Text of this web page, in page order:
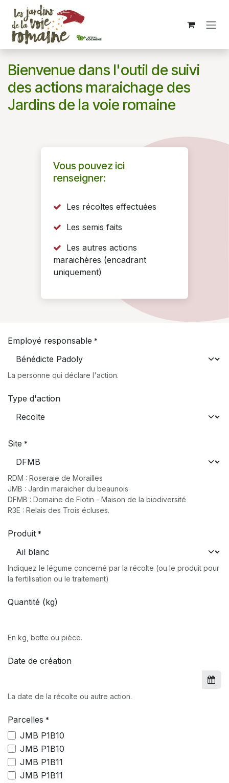
Se rendre au contenu
Bienvenue dans l'outil de suivi
des actions maraichage des
Jardins de la voie romaine
Vous pouvez ici
renseigner:
Les récoltes effectuées
Les semis faits
Les autres actions
maraichères (encadrant
uniquement)
Employé responsable *
La personne qui déclare l'action.
Type d'action
Site *
RDM : Roseraie de Morailles
JMB : Jardin maraicher du beaunois
DFMB : Domaine de Flotin - Maison de la biodiversité
R3E : Relais des Trois écluses.
Produit *
Indiquez le légume concerné par la récolte (ou le produit pour
la fertilisation ou le traitement)
Quantité (kg)
En kg, botte ou pièce.
Date de création
La date de la récolte ou autre action.
Parcelles *
JMB P1B10
JMB P1B10
JMB P1B11
JMB P1B11